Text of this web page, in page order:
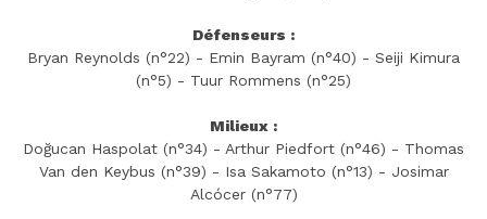
Défenseurs :
Bryan Reynolds (n°22) - Emin Bayram (n°40) - Seiji Kimura
(n°5) - Tuur Rommens (n°25)
Milieux :
Doğucan Haspolat (n°34) - Arthur Piedfort (n°46) - Thomas
Van den Keybus (n°39) - Isa Sakamoto (n°13) - Josimar
Alcócer (n°77)